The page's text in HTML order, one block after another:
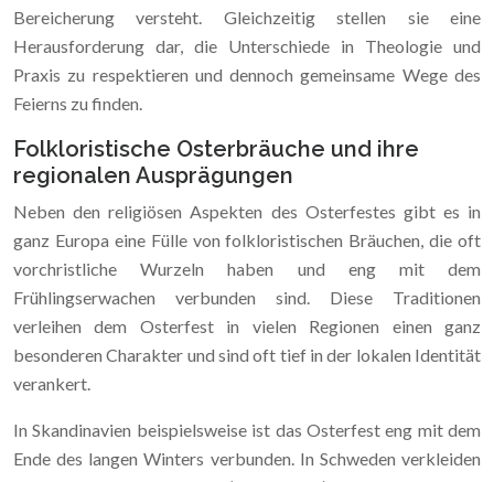
Bereicherung versteht. Gleichzeitig stellen sie eine
Herausforderung dar, die Unterschiede in Theologie und
Praxis zu respektieren und dennoch gemeinsame Wege des
Feierns zu finden.
Folkloristische Osterbräuche und ihre
regionalen Ausprägungen
Neben den religiösen Aspekten des Osterfestes gibt es in
ganz Europa eine Fülle von folkloristischen Bräuchen, die oft
vorchristliche Wurzeln haben und eng mit dem
Frühlingserwachen verbunden sind. Diese Traditionen
verleihen dem Osterfest in vielen Regionen einen ganz
besonderen Charakter und sind oft tief in der lokalen Identität
verankert.
In Skandinavien beispielsweise ist das Osterfest eng mit dem
Ende des langen Winters verbunden. In Schweden verkleiden